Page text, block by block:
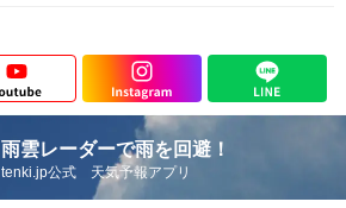
雨雲レーダーで雨を回避！
tenki.jp公式 天気予報アプリ